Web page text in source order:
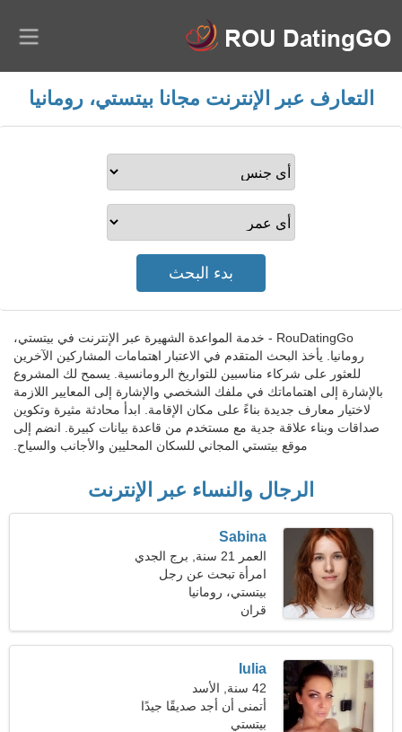
التعارف عبر الإنترنت مجانا بيتستي، رومانيا
RouDatingGo - خدمة المواعدة الشهيرة عبر الإنترنت في بيتستي،
رومانيا. يأخذ البحث المتقدم في الاعتبار اهتمامات المشاركين الآخرين
للعثور على شركاء مناسبين للتواريخ الرومانسية. يسمح لك المشروع
بالإشارة إلى اهتماماتك في ملفك الشخصي والإشارة إلى المعايير اللازمة
لاختيار معارف جديدة بناءً على مكان الإقامة. ابدأ محادثة مثيرة وتكوين
صداقات وبناء علاقة جدية مع مستخدم من قاعدة بيانات كبيرة. انضم إلى
موقع بيتستي المجاني للسكان المحليين والأجانب والسياح.
الرجال والنساء عبر الإنترنت
Sabina
العمر 21 سنة, برج الجدي
امرأة تبحث عن رجل
بيتستي، رومانيا
قران
Iulia
42 سنة, الأسد
أتمنى أن أجد صديقًا جيدًا
بيتستي